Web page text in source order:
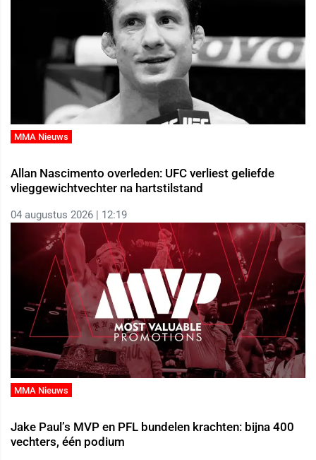
MMA Nieuws
Allan Nascimento overleden: UFC verliest geliefde
vlieggewichtvechter na hartstilstand
04 augustus 2026 | 12:19
MMA Nieuws
Jake Paul’s MVP en PFL bundelen krachten: bijna 400
vechters, één podium